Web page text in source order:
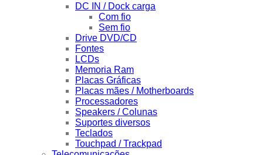
DC IN / Dock carga
Com fio
Sem fio
Drive DVD/CD
Fontes
LCDs
Memoria Ram
Placas Gráficas
Placas mães / Motherboards
Processadores
Speakers / Colunas
Suportes diversos
Teclados
Touchpad / Trackpad